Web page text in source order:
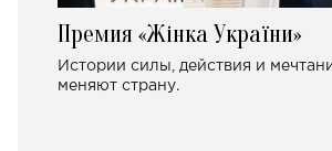
Премия «Жінка України»
Истории силы, действия и
меняют страну.